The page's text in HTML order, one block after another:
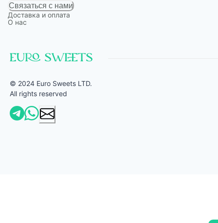
Связаться с нами
Доставка и оплата
О нас
© 2024 Euro Sweets LTD.
All rights reserved